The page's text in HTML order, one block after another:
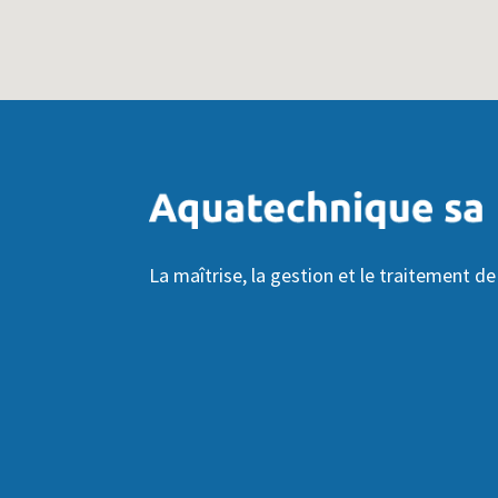
La maîtrise, la gestion et le traitement de